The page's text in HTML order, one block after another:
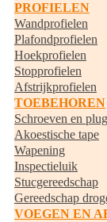
PROFIELEN
Wandprofielen
Plafondprofielen
Hoekprofielen
Stopprofielen
Afstrijkprofielen
TOEBEHOREN
Schroeven en
Akoestische tape
Wapening
Inspectieluik
Stucgereedschap
Gereedschap
VOEGEN EN